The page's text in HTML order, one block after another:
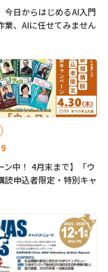
今日からはじめるAI入門
業、AIに任せてみません
ン中！ 4月末まで】「ウ
読申込者限定・特別キャ